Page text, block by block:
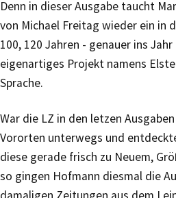
Denn in dieser Ausgabe taucht
von Michael Freitag wieder ein in
100, 120 Jahren - genauer ins
eigenartiges Projekt namens
Sprache.
War die LZ in den letzen
Vororten unterwegs und
diese gerade frisch zu Neuem,
so gingen Hofmann diesmal die